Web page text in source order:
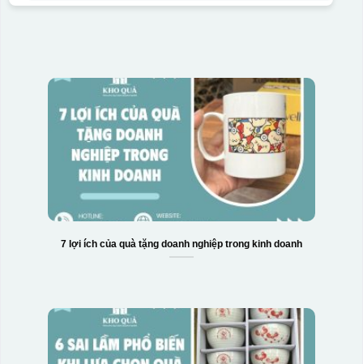
7 lợi ích của quà tặng doanh nghiệp trong kinh doanh